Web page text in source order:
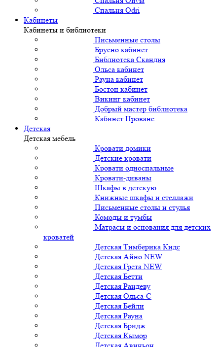
Спальня Odri
Кабинеты
Кабинеты и библиотеки
Письменные столы
Брусно кабинет
Библиотека Скандия
Ольса кабинет
Рауна кабинет
Бостон кабинет
Викинг кабинет
Добрый мастер библиотека
Кабинет Прованс
Детская
Детская мебель
Кровати домики
Детские кровати
Кровати односпальные
Кровати-диваны
Шкафы в детскую
Книжные шкафы и стеллажи
Письменные столы и стулья
Комоды и тумбы
Матрасы и основания для детских
кроватей
Детская Тимберика Кидс
Детская Айно NEW
Детская Грета NEW
Детская Бетти
Детская Рандеву
Детская Ольса-С
Детская Бейли
Детская Рауна
Детская Бридж
Детская Кымор
Детская Авиньон